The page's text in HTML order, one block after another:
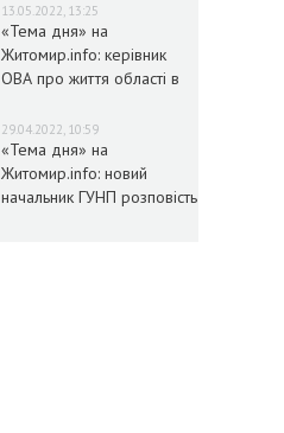
13.05.2022, 13:25
«Тема дня» на
Житомир.info: керівник
ОВА про життя області в
29.04.2022, 10:59
«Тема дня» на
Житомир.info: новий
начальник ГУНП розповість